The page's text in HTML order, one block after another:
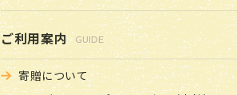
ご利用案内 GUIDE
寄贈について